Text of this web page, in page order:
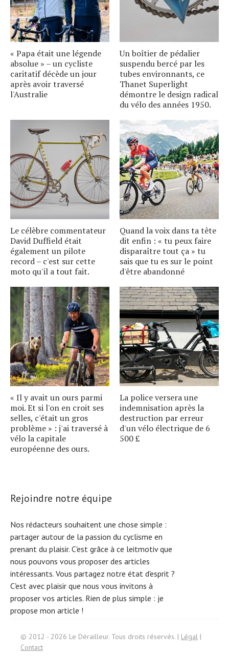
« Papa était une légende
absolue » – un cycliste
caritatif décède un jour
après avoir traversé
l'Australie
Un boîtier de pédalier
suspendu bercé par les
tubes environnants, ce
Thanet Superlight
démontre le design radical
du vélo des années 1950.
Le célèbre commentateur
David Duffield était
également un pilote
record – c'est sur cette
moto qu'il a tout fait.
Quand la voix dans ta tête
dit enfin : « tu peux faire
disparaître tout ça » tu
sais que tu es sur le point
d'être abandonné
« Il y avait un ours parmi
moi. Et si l'on en croit ses
selles, c'était un gros
problème » : j'ai traversé à
vélo la capitale
européenne des ours.
La police versera une
indemnisation après la
destruction par erreur
d'un vélo électrique de 6
500 £
Rejoindre notre équipe
Nos rédacteurs souhaitent une chose simple :
partager autour de la passion du cyclisme en
prenant du plaisir. C'est grâce à ce leitmotiv que
nous pouvons vous proposer des articles
intéressants. Vous partagez notre état d'esprit ?
C'est avec plaisir que nous vous invitons à
proposer vos articles. Rien de plus simple : je
propose mon article !
© 2012 - 2026 Le Dérailleur. Tous droits réservés. | Légal |
Contact
or: